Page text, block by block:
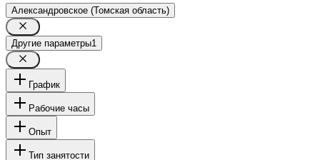
Александровское (Томская область)
Другие параметры1
График
Рабочие часы
Опыт
Тип занятости